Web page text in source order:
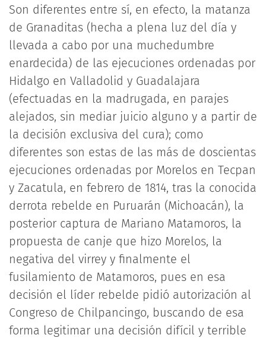
Son diferentes entre sí, en efecto, la matanza
de Granaditas (hecha a plena luz del día y
llevada a cabo por una muchedumbre
enardecida) de las ejecuciones ordenadas por
Hidalgo en Valladolid y Guadalajara
(efectuadas en la madrugada, en parajes
alejados, sin mediar juicio alguno y a partir de
la decisión exclusiva del cura); como
diferentes son estas de las más de doscientas
ejecuciones ordenadas por Morelos en Tecpan
y Zacatula, en febrero de 1814, tras la conocida
derrota rebelde en Puruarán (Michoacán), la
posterior captura de Mariano Matamoros, la
propuesta de canje que hizo Morelos, la
negativa del virrey y finalmente el
fusilamiento de Matamoros, pues en esa
decisión el líder rebelde pidió autorización al
Congreso de Chilpancingo, buscando de esa
forma legitimar una decisión difícil y terrible